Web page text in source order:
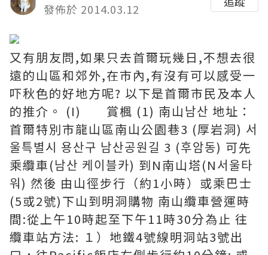
發佈於 2014.03.12
又有朋友問,如果只去首爾玩幾日,不想去很
遠的山區和郊外,在市內,有沒有可以感受一
吓秋色的好地方呢? 以下是首爾市民及本人
的推介。 (I) 賞楓 (1) 南山남산 地址：
首爾特別市龍山區南山公園巷3 (厚岩洞) 서
울특별시 용산구 남산공원길 3 (후암동) 可先
乘纜車(남산 케이블카) 到N南山塔(N서울타
워) 然後 由山徑步行（約1小時）或乘巴士
(5或2號)下山到明洞購物 南山纜車營運時
間:從上午10時起至下午11時30分為止 往
纜車站方法: １）地鐵4號線明洞站3號出